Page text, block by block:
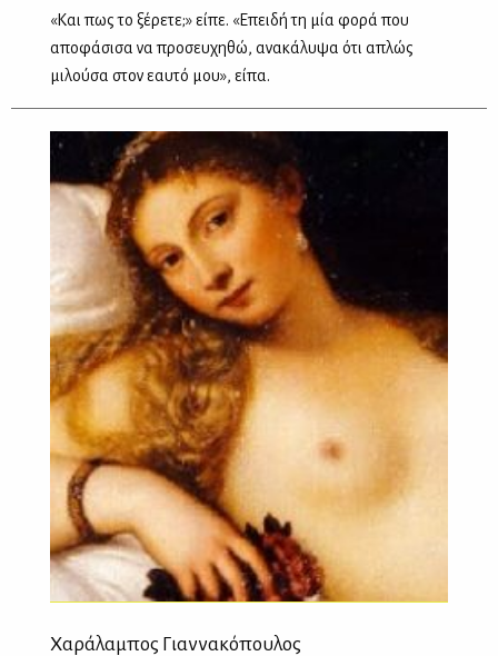
«Και πως το ξέρετε;» είπε. «Επειδή τη μία φορά που
αποφάσισα να προσευχηθώ, ανακάλυψα ότι απλώς
μιλούσα στον εαυτό μου», είπα.
Χαράλαμπος Γιαννακόπουλος